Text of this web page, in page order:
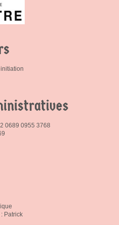
0689 0955 3768
Patrick